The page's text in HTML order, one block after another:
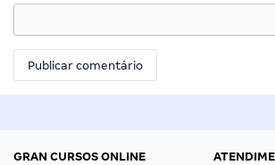
GRAN CURSOS ONLINE